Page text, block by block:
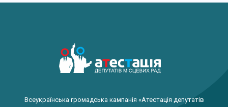
Всеукраїнська громадська кампанія «Атестація депутатів